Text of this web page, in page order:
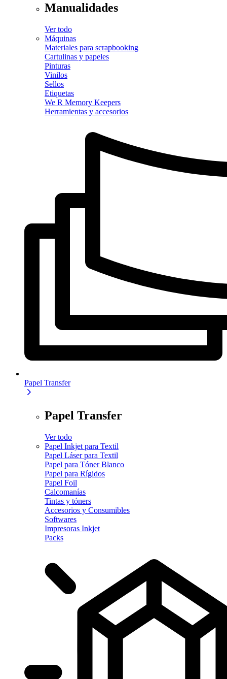
Manualidades
Ver todo
Máquinas
Materiales para scrapbooking
Cartulinas y papeles
Pinturas
Vinilos
Sellos
Etiquetas
We R Memory Keepers
Herramientas y accesorios
Papel Transfer
Papel Transfer
Ver todo
Papel Inkjet para Textil
Papel Láser para Textil
Papel para Tóner Blanco
Papel para Rígidos
Papel Foil
Calcomanías
Tintas y tóners
Accesorios y Consumibles
Softwares
Impresoras Inkjet
Packs